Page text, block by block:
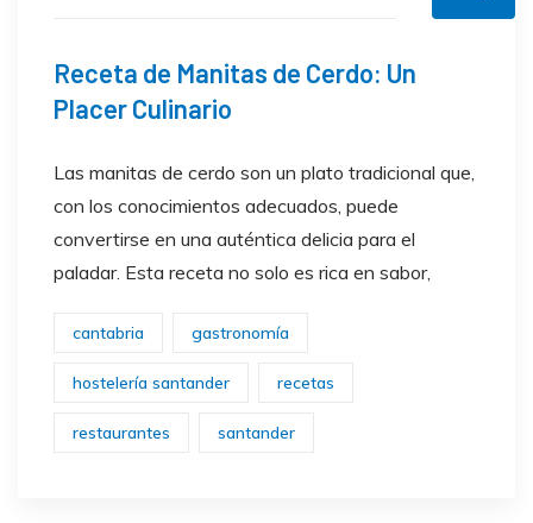
Receta de Manitas de Cerdo: Un
Placer Culinario
Las manitas de cerdo son un plato tradicional que,
con los conocimientos adecuados, puede
convertirse en una auténtica delicia para el
paladar. Esta receta no solo es rica en sabor,
cantabria gastronomía
hostelería santander recetas
restaurantes santander